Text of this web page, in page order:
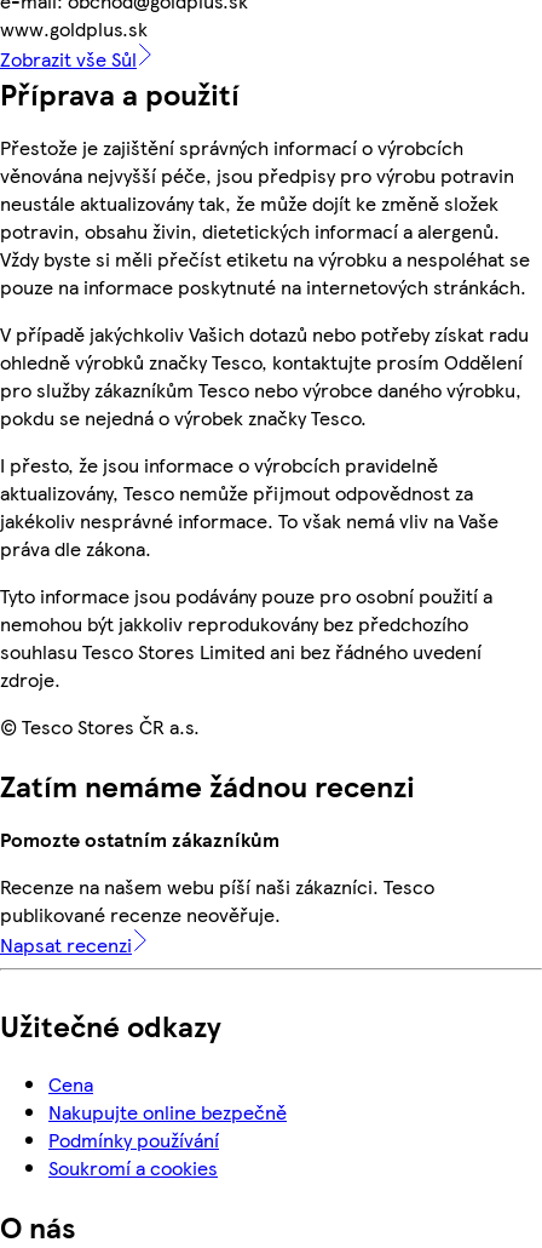
www.goldplus.sk
Zobrazit vše Sůl
Příprava a použití
Přestože je zajištění správných informací o výrobcích
věnována nejvyšší péče, jsou předpisy pro výrobu potravin
neustále aktualizovány tak, že může dojít ke změně složek
potravin, obsahu živin, dietetických informací a alergenů.
Vždy byste si měli přečíst etiketu na výrobku a nespoléhat se
pouze na informace poskytnuté na internetových stránkách.
V případě jakýchkoliv Vašich dotazů nebo potřeby získat radu
ohledně výrobků značky Tesco, kontaktujte prosím Oddělení
pro služby zákazníkům Tesco nebo výrobce daného výrobku,
pokdu se nejedná o výrobek značky Tesco.
I přesto, že jsou informace o výrobcích pravidelně
aktualizovány, Tesco nemůže přijmout odpovědnost za
jakékoliv nesprávné informace. To však nemá vliv na Vaše
práva dle zákona.
Tyto informace jsou podávány pouze pro osobní použití a
nemohou být jakkoliv reprodukovány bez předchozího
souhlasu Tesco Stores Limited ani bez řádného uvedení
zdroje.
© Tesco Stores ČR a.s.
Zatím nemáme žádnou recenzi
Pomozte ostatním zákazníkům
Recenze na našem webu píší naši zákazníci. Tesco
publikované recenze neověřuje.
Napsat recenzi
Užitečné odkazy
Cena
Nakupujte online bezpečně
Podmínky používání
Soukromí a cookies
O nás